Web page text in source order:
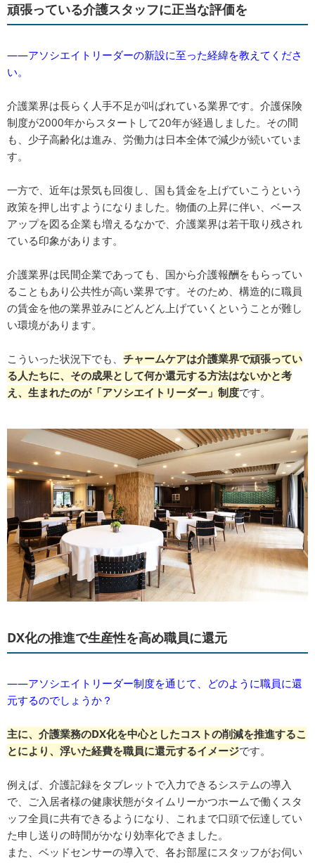
頑張っている介護スタッフに正当な評価を
――アソシエイトリーダーの新設に至った経緯を教えてくださ
い。
介護業界は長らく人手不足が叫ばれている業界です。介護保険
制度が2000年からスタートして20年が経過しました。その間
も、少子高齢化は進み、労働力は日本全体で減少が続いていま
す。
一方で、近年は景気も回復し、国も賃金を上げていこうという
政策を押し出すようになりました。物価の上昇に伴い、ベース
アップを図る企業も増えるなかで、介護業界は若干取り残され
ている印象があります。
介護業界は民間企業であっても、国から介護報酬をもらってい
ることもあり公共性が高い業界です。そのため、構造的に職員
の賃金を他の業界並みにどんどん上げていくということが難し
い環境があります。
こういった状況下でも、 チャームケアは介護業界で頑張ってい
る人たちに、その成果として何か還元する方法はないかと考
え、生まれたのが「アソシエイトリーダー」制度です。
DX化の推進で生産性を高め職員に還元
――アソシエイトリーダー制度を通じて、どのように職員に還
元するのでしょうか？
主に、介護業務のDX化を中心としたコストの削減を推進するこ
とにより、浮いた経費を職員に還元するイメージです。
例えば、介護記録をタブレットで入力できるシステムの導入
で、ご入居者様の健康状態がタイムリーかつホームで働くスタ
ッフ全員に共有できるようになり、これまで口頭で伝達してい
た申し送りの時間がかなり効率化できました。
また、ベッドセンサーの導入で、各お部屋にスタッフがお伺い